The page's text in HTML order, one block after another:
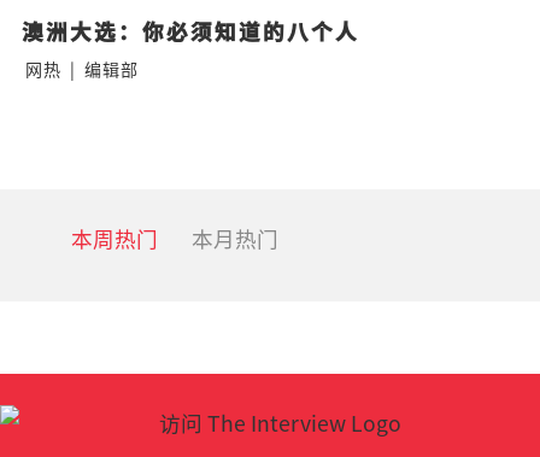
澳洲大选：你必须知道的八个人
网热 | 编辑部
本周热门 本月热门